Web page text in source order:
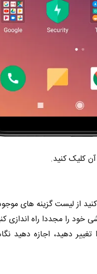
کلیک کنید.
از لیست گزینه های
خود را مجددا راه اندازی
دهید، اجازه دهید